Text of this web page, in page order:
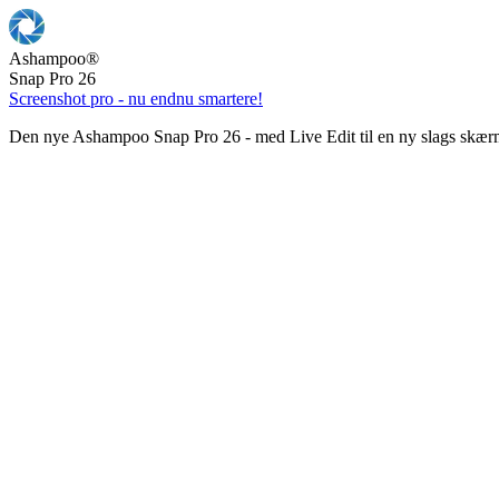
Ashampoo®
Snap Pro 26
Screenshot pro - nu endnu smartere!
Den nye Ashampoo Snap Pro 26 - med Live Edit til en ny slags